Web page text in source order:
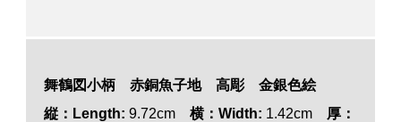
舞鶴図小柄 赤銅魚子地 高彫 金銀色絵
縦：Length: 9.72cm 横：Width: 1.42cm 厚：